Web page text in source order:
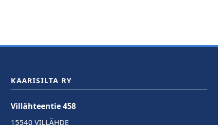
KAARISILTA RY
Villähteentie 458
15540 VILLÄHDE